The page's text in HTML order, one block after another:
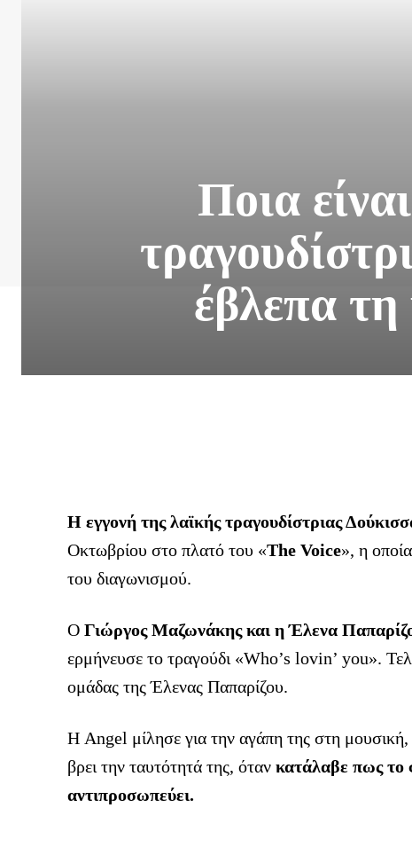
Ποια
έβλεπα τη
Η εγγονή της λαϊκής τραγουδίστριας
Οκτωβρίου στο πλατό του «The Voice», η
του διαγωνισμού.
Ο Γιώργος Μαζωνάκης και η Έλενα
ερμήνευσε το τραγούδι «Who’s lovin’ you».
ομάδας της Έλενας Παπαρίζου.
Η Angel μίλησε για την αγάπη της στη
βρει την ταυτότητά της, όταν κατάλαβε πως το
αντιπροσωπεύει.